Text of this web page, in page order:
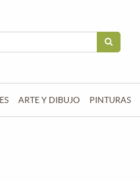
ARTE Y DIBUJO PINTURAS